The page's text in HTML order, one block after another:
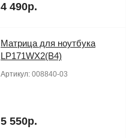
4 490р.
Матрица для ноутбука
LP171WX2(B4)
Артикул: 008840-03
5 550р.